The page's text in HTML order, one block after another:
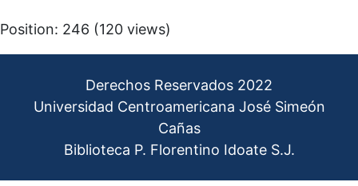
Position: 246 (120 views)
Derechos Reservados 2022
Universidad Centroamericana José Simeón
Cañas
Biblioteca P. Florentino Idoate S.J.